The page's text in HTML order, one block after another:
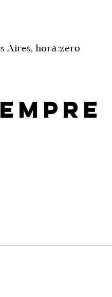
Aires, hora:zero